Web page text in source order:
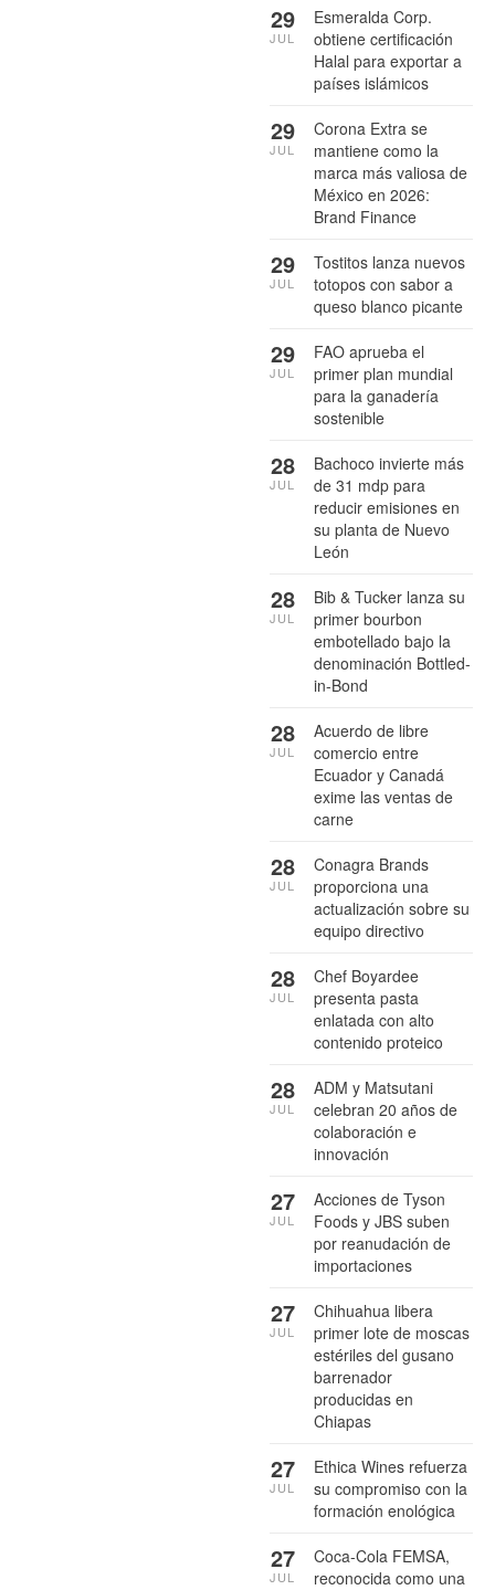
Esmeralda Corp.
obtiene certificación
Halal para exportar a
países islámicos
29
JUL
Corona Extra se
mantiene como la
marca más valiosa de
México en 2026:
Brand Finance
29
JUL
Tostitos lanza nuevos
totopos con sabor a
queso blanco picante
29
JUL
FAO aprueba el
primer plan mundial
para la ganadería
sostenible
29
JUL
Bachoco invierte más
de 31 mdp para
reducir emisiones en
su planta de Nuevo
León
28
JUL
Bib & Tucker lanza su
primer bourbon
embotellado bajo la
denominación Bottled-
in-Bond
28
JUL
Acuerdo de libre
comercio entre
Ecuador y Canadá
exime las ventas de
carne
28
JUL
Conagra Brands
proporciona una
actualización sobre su
equipo directivo
28
JUL
Chef Boyardee
presenta pasta
enlatada con alto
contenido proteico
28
JUL
ADM y Matsutani
celebran 20 años de
colaboración e
innovación
28
JUL
Acciones de Tyson
Foods y JBS suben
por reanudación de
importaciones
27
JUL
Chihuahua libera
primer lote de moscas
estériles del gusano
barrenador
producidas en
Chiapas
27
JUL
Ethica Wines refuerza
su compromiso con la
formación enológica
27
JUL
Coca-Cola FEMSA,
reconocida como una
27
JUL